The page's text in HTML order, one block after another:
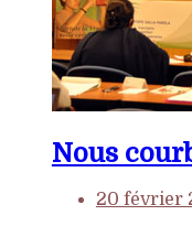
Nous
20 février